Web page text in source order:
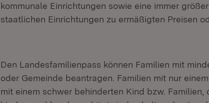
kommunale Einrichtungen sowie eine immer
staatlichen Einrichtungen zu ermäßigten Preisen
Den Landesfamilienpass können Familien mit
oder Gemeinde beantragen. Familien mit nur
mit einem schwer behinderten Kind bzw. Familien,